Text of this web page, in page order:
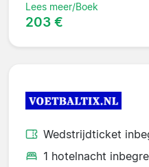
Lees meer/Boek
203 €
Wedstrijdticket
1 hotelnacht